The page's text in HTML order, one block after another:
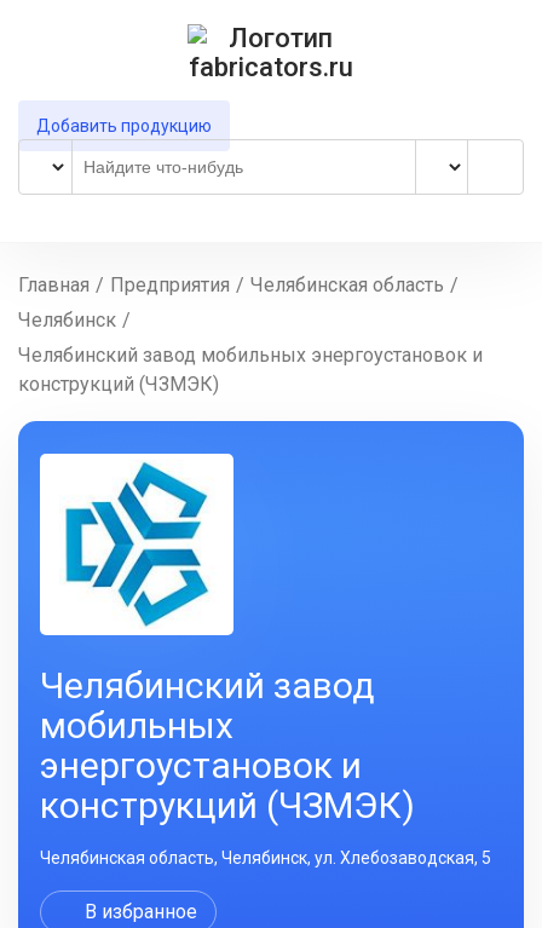
Добавить продукцию
Главная / Предприятия / Челябинская область /
Челябинск /
Челябинский завод мобильных энергоустановок и
конструкций (ЧЗМЭК)
Челябинский завод
мобильных
энергоустановок и
конструкций (ЧЗМЭК)
Челябинская область, Челябинск, ул. Хлебозаводская, 5
В избранное